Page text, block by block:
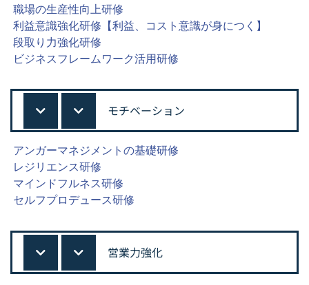
職場の生産性向上研修
利益意識強化研修【利益、コスト意識が身につく】
段取り力強化研修
ビジネスフレームワーク活用研修
モチベーション
アンガーマネジメントの基礎研修
レジリエンス研修
マインドフルネス研修
セルフプロデュース研修
営業力強化